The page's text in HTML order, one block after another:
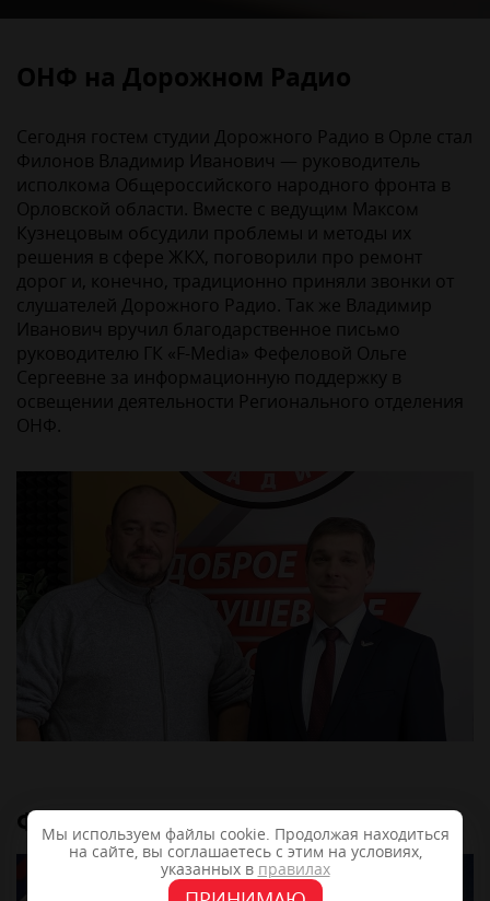
ОНФ на Дорожном Радио
Сегодня гостем студии Дорожного Радио в Орле стал
Филонов Владимир Иванович — руководитель
исполкома Общероссийского народного фронта в
Орловской области. Вместе с ведущим Максом
Кузнецовым обсудили проблемы и методы их
решения в сфере ЖКХ, поговорили про ремонт
дорог и, конечно, традиционно приняли звонки от
слушателей Дорожного Радио. Так же Владимир
Иванович вручил благодарственное письмо
руководителю ГК «F-Media» Фефеловой Ольге
Сергеевне за информационную поддержку в
освещении деятельности Регионального отделения
ОНФ.
Фотогалерея
Мы используем файлы cookie. Продолжая находиться
на сайте, вы соглашаетесь с этим на условиях,
указанных в правилах